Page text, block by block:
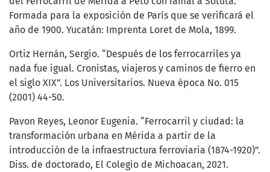
Formada para la exposición de París que se verificará el
año de 1900. Yucatán: Imprenta Loret de Mola, 1899.
Ortiz Hernán, Sergio. “Después de los ferrocarriles ya
nada fue igual. Cronistas, viajeros y caminos de fierro en
el siglo XIX”. Los Universitarios. Nueva época No. 015
(2001) 44-50.
Pavon Reyes, Leonor Eugenia. “Ferrocarril y ciudad: la
transformación urbana en Mérida a partir de la
introducción de la infraestructura ferroviaria (1874-1920)”.
Diss. de doctorado, El Colegio de Michoacan, 2021.